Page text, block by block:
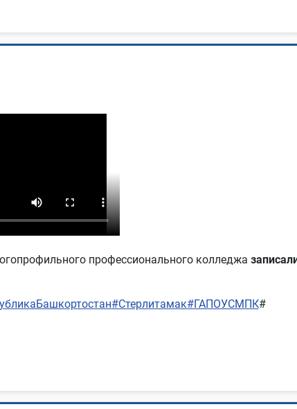
профессионального колледжа
#Стерлитамак#ГАПОУСМПК#